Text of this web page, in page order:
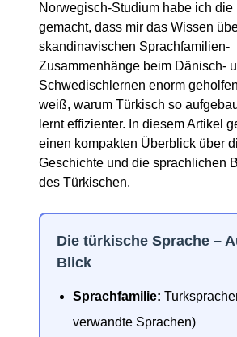
Norwegisch-Studium habe ich die
gemacht, dass mir das Wissen
skandinavischen Sprachfamilien-
Zusammenhänge beim Dänisch-
Schwedischlernen enorm
weiß, warum Türkisch so
lernt effizienter. In diesem Artikel
einen kompakten Überblick über
Geschichte und die sprachlichen
des Türkischen.
Die türkische Sprache –
Blick
Sprachfamilie:
verwandte Sprachen)